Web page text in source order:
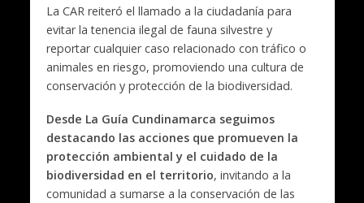
La CAR reiteró el llamado a la ciudadanía para
evitar la tenencia ilegal de fauna silvestre y
reportar cualquier caso relacionado con tráfico o
animales en riesgo, promoviendo una cultura de
conservación y protección de la biodiversidad.
Desde La Guía Cundinamarca seguimos
destacando las acciones que promueven la
protección ambiental y el cuidado de la
biodiversidad en el territorio, invitando a la
comunidad a sumarse a la conservación de las